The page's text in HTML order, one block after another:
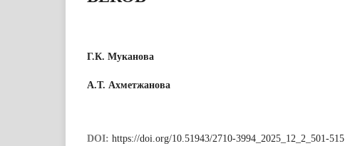
Г.К. Муканова
А.Т. Ахметжанова
DOI: https://doi.org/10.51943/2710-3994_2025_12_2_501-515